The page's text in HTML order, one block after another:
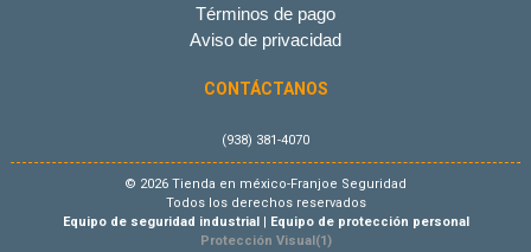
Términos de pago
Aviso de privacidad
CONTÁCTANOS
(938) 381-4070
© 2026 Tienda en méxico-Franjoe Seguridad
Todos los derechos reservados
Equipo de seguridad industrial
Equipo de protección personal
Protección Visual(1)